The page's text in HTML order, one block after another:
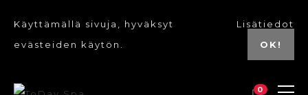
Käyttämällä sivuja, hyväksyt
evästeiden käytön.
Lisätiedot
OK!
0